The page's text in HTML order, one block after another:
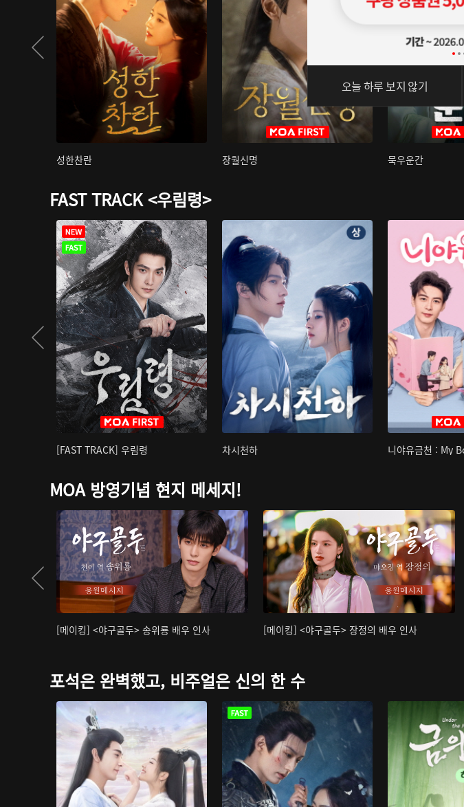
성한찬란 장월신명 묵우운간
FAST TRACK <우림령>
[FAST TRACK] 우림령 차시천하 니야유금천 : My
MOA 방영기념 현지 메세지!
[메이킹] <야구골두> 송위룡 배우 인사 [메이킹] <야구골두> 장정의 배우 인사
포석은 완벽했고, 비주얼은 신의 한 수
오늘 하루 보지 않기